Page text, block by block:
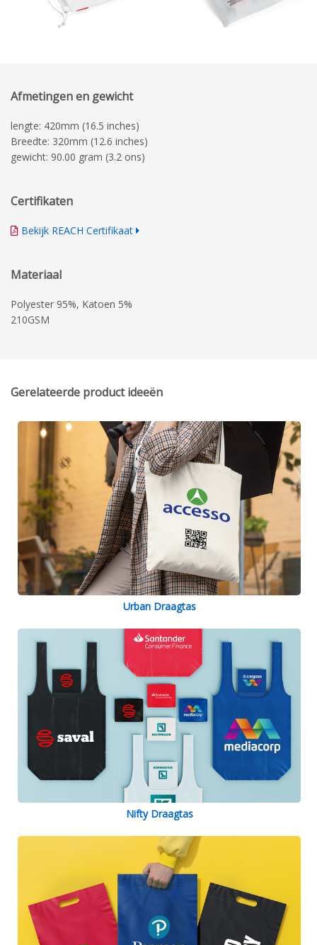
Afmetingen en gewicht
lengte: 420mm (16.5 inches)
Breedte: 320mm (12.6 inches)
gewicht: 90.00 gram (3.2 ons)
Certifikaten
Bekijk REACH Certifikaat
Materiaal
Polyester 95%, Katoen 5%
210GSM
Gerelateerde product ideeën
Urban Draagtas
Nifty Draagtas